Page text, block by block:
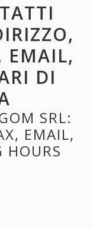
EMAIL,
DI
SRL:
EMAIL,
HOURS